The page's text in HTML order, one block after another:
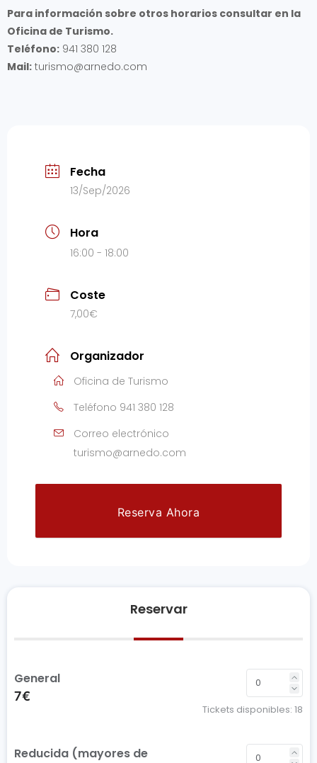
Para información sobre otros horarios consultar en la
Oficina de Turismo.
Teléfono: 941 380 128
Mail: turismo@arnedo.com
Fecha
13/Sep/2026
Hora
16:00 - 18:00
Coste
7,00€
Organizador
Oficina de Turismo
Teléfono 941 380 128
Correo electrónico
turismo@arnedo.com
Reserva Ahora
Reservar
General
7€
Tickets disponibles: 18
Reducida (mayores de